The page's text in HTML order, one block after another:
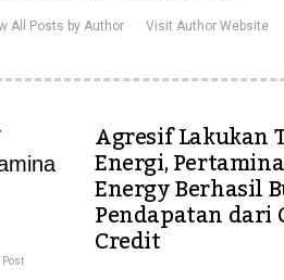
All Posts by Author Visit Author Website
Agresif Lakukan
Energi,
Energy Berhasil
Pendapatan dari
Credit
Post